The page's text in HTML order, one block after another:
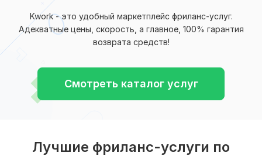
Kwork - это удобный маркетплейс фриланс-услуг.
Адекватные цены, скорость, а главное, 100% гарантия
возврата средств!
Смотреть каталог услуг
Лучшие фриланс-услуги по